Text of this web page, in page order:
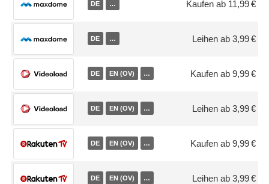
DE … Kaufen ab 11,99 €
DE … Leihen ab 3,99 €
DE EN (OV) … Kaufen ab 9,99 €
DE EN (OV) … Leihen ab 3,99 €
DE EN (OV) … Kaufen ab 9,99 €
DE EN (OV) … Leihen ab 3,99 €